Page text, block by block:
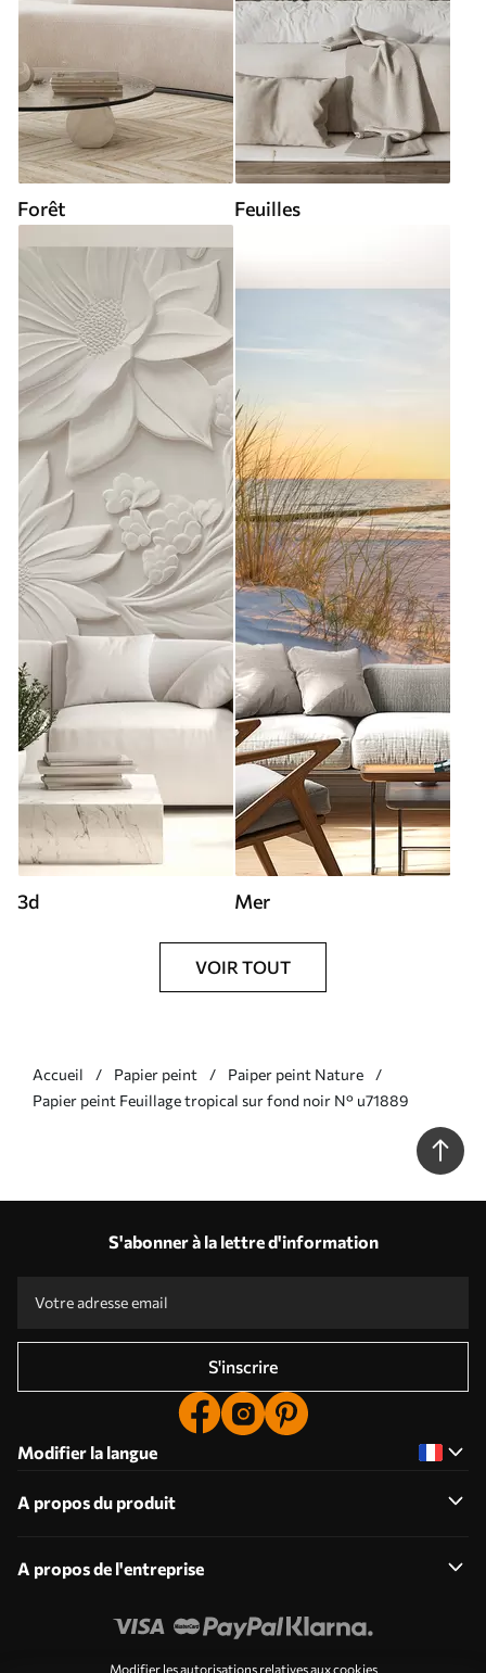
Forêt Feuilles
3d Mer
VOIR TOUT
Accueil Papier peint
Paiper peint Nature
Papier peint Feuillage tropical sur fond noir N° u71889
S'abonner à la lettre d'information
S'inscrire
Modifier la langue
A propos du produit
A propos de l'entreprise
Modifier les autorisations relatives aux cookies